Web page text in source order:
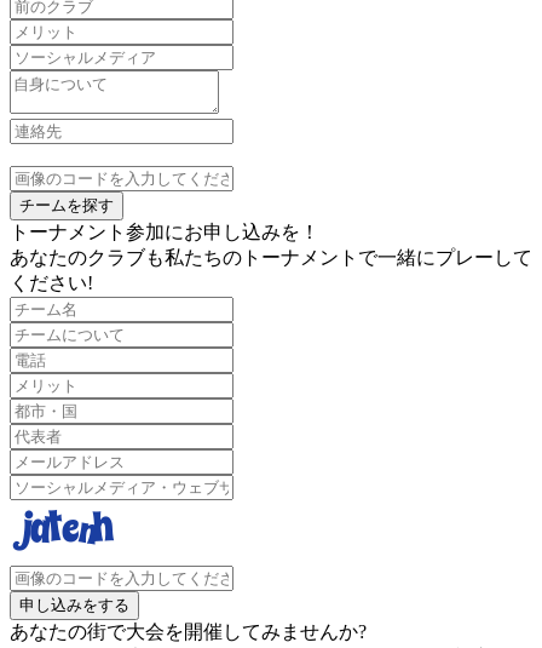
チームを探す
トーナメント参加にお申し込みを！
あなたのクラブも私たちのトーナメントで一緒にプレーして
ください!
申し込みをする
あなたの街で大会を開催してみませんか?